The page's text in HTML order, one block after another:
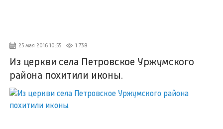
25 мая 2016 10:55 1 738
Из церкви села Петровское Уржумского
района похитили иконы.